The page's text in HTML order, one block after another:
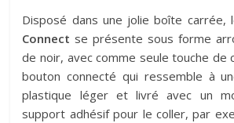
Disposé dans une jolie boîte carrée,
Connect se présente sous forme
de noir, avec comme seule touche de
bouton connecté qui ressemble à
plastique léger et livré avec un
support adhésif pour le coller, par